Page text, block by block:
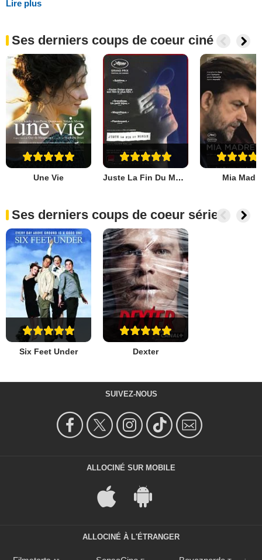
Lire plus
Ses derniers coups de coeur ciné
Une Vie Juste La Fin Du Monde Mia
Ses derniers coups de coeur séries
Six Feet Under Dexter
SUIVEZ-NOUS
ALLOCINÉ SUR MOBILE
ALLOCINÉ À L'ÉTRANGER